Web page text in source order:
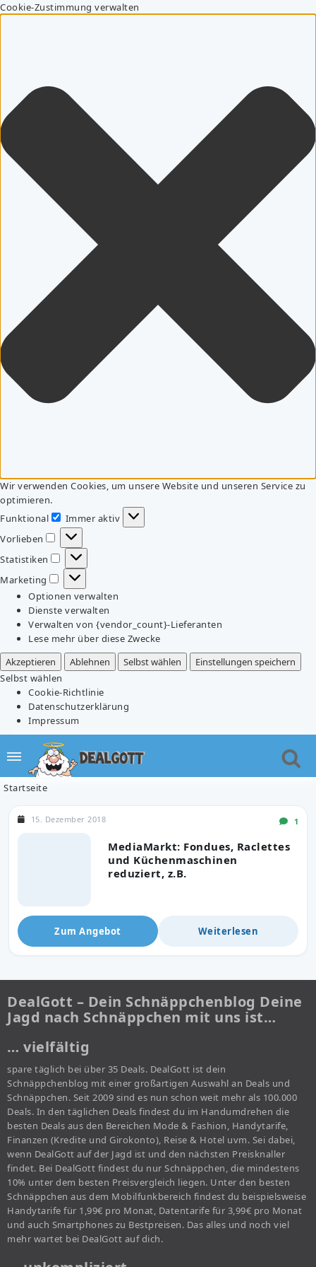
Cookie-Zustimmung verwalten
Wir verwenden Cookies, um unsere Website und unseren Service zu
optimieren.
Funktional
Funktional
Immer aktiv
Vorlieben
Vorlieben
Statistiken
Statistiken
Marketing
Marketing
Optionen verwalten
Dienste verwalten
Verwalten von {vendor_count}-Lieferanten
Lese mehr über diese Zwecke
Akzeptieren
Ablehnen Selbst wählen
Einstellungen speichern
Selbst wählen
Cookie-Richtlinie
Datenschutzerklärung
Impressum
Startseite
MediaMarkt: Fondues, Raclettes
und Küchenmaschinen
reduziert, z.B.
15. Dezember 2018 1
Zum Angebot Weiterlesen
DealGott – Dein Schnäppchenblog Deine
Jagd nach Schnäppchen mit uns ist…
… vielfältig
spare täglich bei über 35 Deals. DealGott ist dein
Schnäppchenblog mit einer großartigen Auswahl an Deals und
Schnäppchen. Seit 2009 sind es nun schon weit mehr als 100.000
Deals. In den täglichen Deals findest du im Handumdrehen die
besten Deals aus den Bereichen Mode & Fashion, Handytarife,
Finanzen (Kredite und Girokonto), Reise & Hotel uvm. Sei dabei,
wenn DealGott auf der Jagd ist und den nächsten Preisknaller
findet. Bei DealGott findest du nur Schnäppchen, die mindestens
10% unter dem besten Preisvergleich liegen. Unter den besten
Schnäppchen aus dem Mobilfunkbereich findest du beispielsweise
Handytarife für 1,99€ pro Monat, Datentarife für 3,99€ pro Monat
und auch Smartphones zu Bestpreisen. Das alles und noch viel
mehr wartet bei DealGott auf dich.